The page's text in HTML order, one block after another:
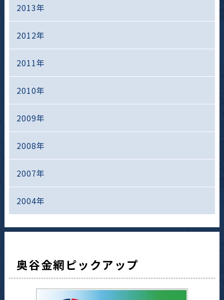
2013年
2012年
2011年
2010年
2009年
2008年
2007年
2004年
奥谷金網ピックアップ